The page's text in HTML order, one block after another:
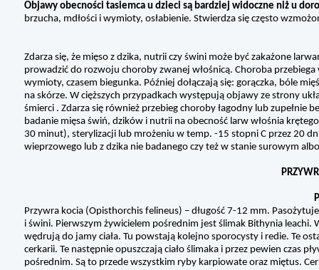
Objawy obecności tasiemca u dzieci są bardziej widoczne niż u
brzucha, mdłości i wymioty, osłabienie. Stwierdza się często
Zdarza się, że mięso z dzika, nutrii czy świni może być zakażone
prowadzić do rozwoju choroby zwanej włośnicą. Choroba
wymioty, czasem biegunka. Później dołączają się: gorączka, bóle
na skórze. W cięższych przypadkach występują objawy ze strony
śmierci . Zdarza się również przebieg choroby łagodny lub
badanie mięsa świń, dzików i nutrii na obecność larw włośnia
30 minut), sterylizacji lub mrożeniu w temp. -15 stopni C przez 20
wieprzowego lub z dzika nie badanego czy też w stanie surowym
Przywra kocia (Opisthorchis felineus) – długość 7-12 mm.
i świni. Pierwszym żywicielem pośrednim jest ślimak Bithynia
wędrują do jamy ciała. Tu powstają kolejno sporocysty i redie. Te
cerkarii. Te następnie opuszczają ciało ślimaka i przez pewien czas
pośrednim. Są to przede wszystkim ryby karpiowate oraz miętus.